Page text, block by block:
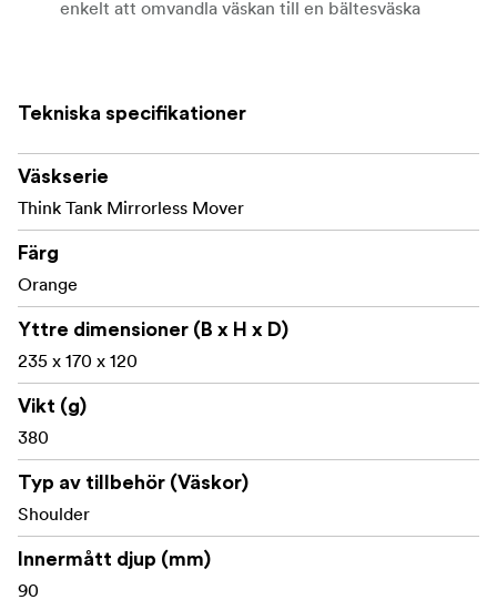
enkelt att omvandla väskan till en bältesväska
VAD FÅR PLATS I DEN HÄR VÄSKAN?
standard spegelfritt kamerahus plus 1 till 2 objektiv: korta
till medellånga f/4-zoomar eller korta till medellånga
fasta objektiv.
Nikon Z6 II med 24-70 mm f/4, eller med 50 mm
f/1,8
Canon EOS R5 med 24-70 mm f/4, eller med 50 mm
f/1,8
YTTERLIGARE FUNKTIONER
YKK RC-dragkedjor och metallbeslag av hög kvalitet
Lättåtkomlig dimensionerad ficka med dragkedja
framtill och tillbehörsorganizer
Tekniska specifikationer
Väskserie
Think Tank Mirrorless Mover
Färg
Orange
Yttre dimensioner (B x H x D)
235 x 170 x 120
Vikt (g)
380
Typ av tillbehör (Väskor)
Shoulder
Innermått djup (mm)
90